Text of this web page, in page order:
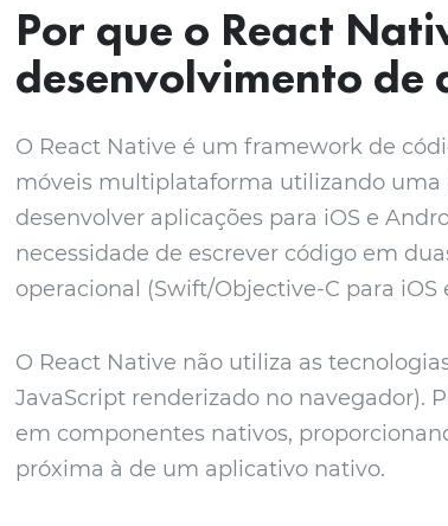
Por que o React
desenvolvimento de
O React Native é um framework de
móveis multiplataforma utilizando uma
desenvolver aplicações para iOS e
necessidade de escrever código em
operacional (Swift/Objective-C para
O React Native não utiliza as
JavaScript renderizado no navegador).
em componentes nativos,
próxima à de um aplicativo nativo.